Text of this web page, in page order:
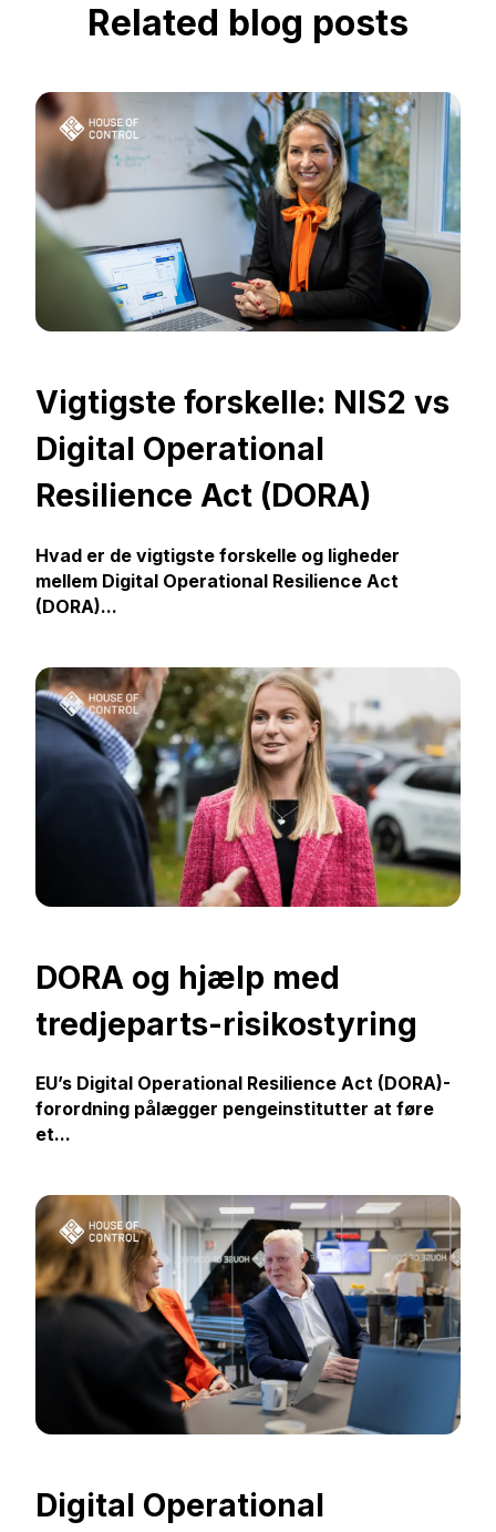
Related blog posts
Vigtigste forskelle: NIS2 vs
Digital Operational
Resilience Act (DORA)
Hvad er de vigtigste forskelle og ligheder
mellem Digital Operational Resilience Act
(DORA)...
DORA og hjælp med
tredjeparts-risikostyring
EU’s Digital Operational Resilience Act (DORA)-
forordning pålægger pengeinstitutter at føre
et...
Digital Operational